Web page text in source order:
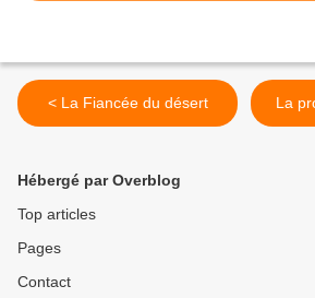
< La Fiancée du désert
Hébergé par Overblog
Top articles
Pages
Contact